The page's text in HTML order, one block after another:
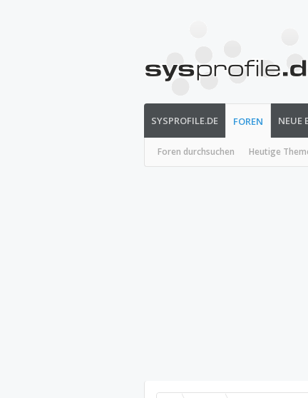
SYSPROFILE.DE FOREN
Foren durchsuchen Heutige
NEUE